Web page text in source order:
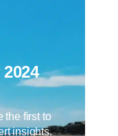
the first to
insights.